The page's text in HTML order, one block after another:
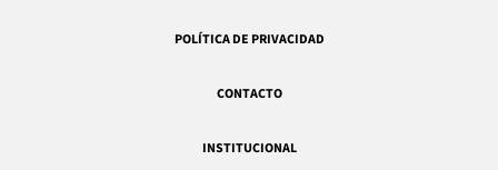
POLÍTICA DE PRIVACIDAD
CONTACTO
INSTITUCIONAL